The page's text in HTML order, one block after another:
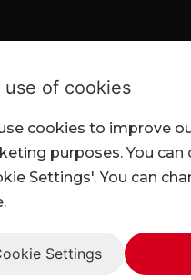
use of cookies
cookies to improve
purposes. You
Settings'. You can
Settings